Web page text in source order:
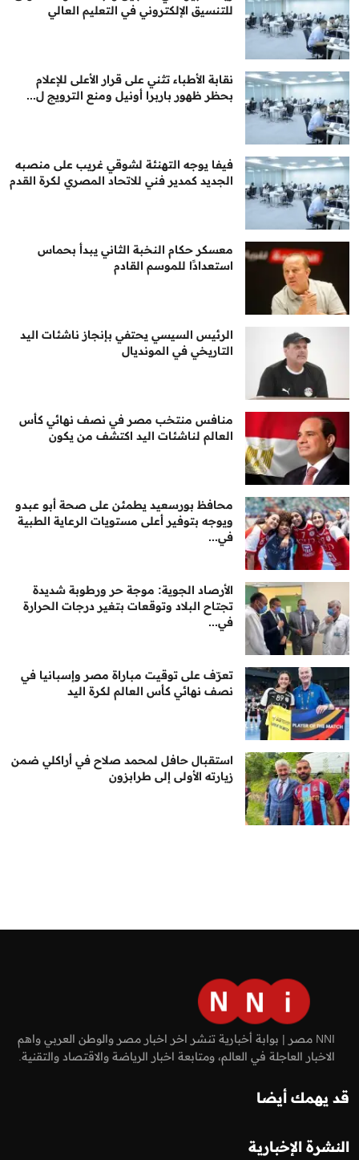
للتنسيق الإلكتروني في التعليم العالي
نقابة الأطباء تثني على قرار الأعلى للإعلام
بحظر ظهور باربرا أونيل ومنع الترويج ل...
فيفا يوجه التهنئة لشوقي غريب على منصبه
الجديد كمدير فني للاتحاد المصري لكرة القدم
معسكر حكام النخبة الثاني يبدأ بحماس
استعدادًا للموسم القادم
الرئيس السيسي يحتفي بإنجاز ناشئات اليد
التاريخي في المونديال
منافس منتخب مصر في نصف نهائي كأس
العالم لناشئات اليد اكتشف من يكون
محافظ بورسعيد يطمئن على صحة أبو عبدو
ويوجه بتوفير أعلى مستويات الرعاية الطبية
في...
الأرصاد الجوية: موجة حر ورطوبة شديدة
تجتاح البلاد وتوقعات بتغير درجات الحرارة
في...
تعرّف على توقيت مباراة مصر وإسبانيا في
نصف نهائي كأس العالم لكرة اليد
استقبال حافل لمحمد صلاح في أراكلي ضمن
زيارته الأولى إلى طرابزون
NNI مصر | بوابة أخبارية تنشر اخر اخبار مصر والوطن العربي واهم
الاخبار العاجلة في العالم، ومتابعة اخبار الرياضة والاقتصاد والتقنية.
قد يهمك أيضا
النشرة الإخبارية